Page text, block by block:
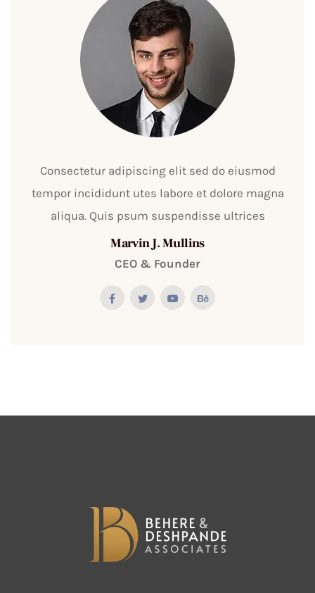
Consectetur adipiscing elit sed do eiusmod
tempor incididunt utes labore et dolore magna
aliqua. Quis psum suspendisse ultrices
Marvin J. Mullins
CEO & Founder